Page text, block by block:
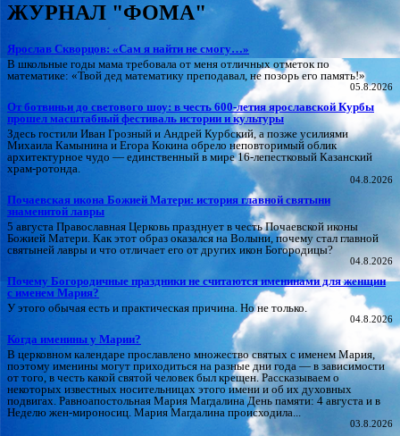
ЖУРНАЛ "ФОМА"
Ярослав Скворцов: «Сам я найти не смогу…»
В школьные годы мама требовала от меня отличных отметок по
математике: «Твой дед математику преподавал, не позорь его память!»
05.8.2026
От ботвиньи до светового шоу: в честь 600‑летия ярославской Курбы
прошел масштабный фестиваль истории и культуры
Здесь гостили Иван Грозный и Андрей Курбский, а позже усилиями
Михаила Камынина и Егора Кокина обрело неповторимый облик
архитектурное чудо — единственный в мире 16‑лепестковый Казанский
храм‑ротонда.
04.8.2026
Почаевская икона Божией Матери: история главной святыни
знаменитой лавры
5 августа Православная Церковь празднует в честь Почаевской иконы
Божией Матери. Как этот образ оказался на Волыни, почему стал главной
святыней лавры и что отличает его от других икон Богородицы?
04.8.2026
Почему Богородичные праздники не считаются именинами для женщин
с именем Мария?
У этого обычая есть и практическая причина. Но не только.
04.8.2026
Когда именины у Марии?
В церковном календаре прославлено множество святых с именем Мария,
поэтому именины могут приходиться на разные дни года — в зависимости
от того, в честь какой святой человек был крещен. Рассказываем о
некоторых известных носительницах этого имени и об их духовных
подвигах. Равноапостольная Мария Магдалина День памяти: 4 августа и в
Неделю жен-мироносиц. Мария Магдалина происходила...
03.8.2026